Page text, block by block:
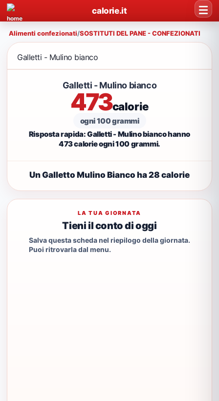
calorie.it
Alimenti confezionati/SOSTITUTI DEL PANE - CONFEZIONATI
Galletti - Mulino bianco
Galletti - Mulino bianco
473calorie
ogni 100 grammi
Risposta rapida: Galletti - Mulino bianco hanno
473 calorie ogni 100 grammi.
Un Galletto Mulino Bianco ha 28 calorie
LA TUA GIORNATA
Tieni il conto di oggi
Salva questa scheda nel riepilogo della giornata.
Puoi ritrovarla dal menu.